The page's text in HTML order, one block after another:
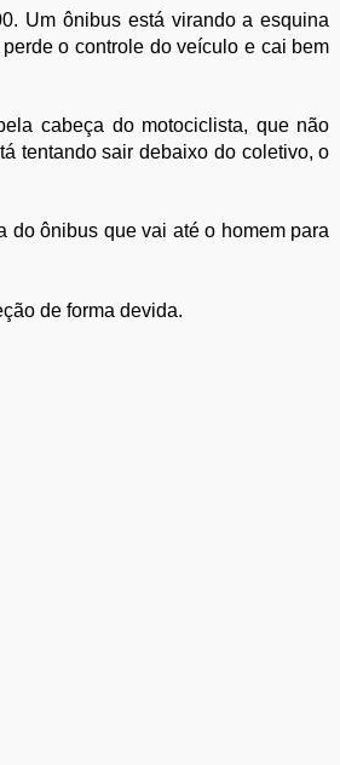
Um ônibus está virando a esquina
o controle do veículo e cai bem
cabeça do motociclista, que não
tentando sair debaixo do coletivo, o
do ônibus que vai até o homem para
de forma devida.